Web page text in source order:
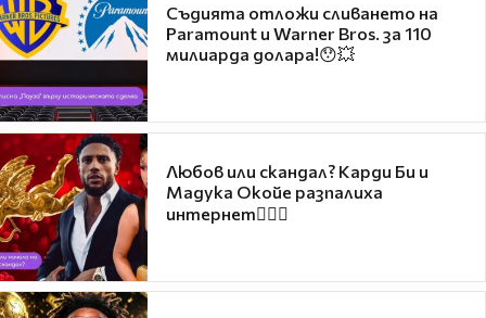
Съдията отложи сливането на
Paramount и Warner Bros. за 110
милиарда долара!😯💥
Любов или скандал? Карди Би и
Мадука Окойе разпалиха
интернет❤️‍🔥🔥